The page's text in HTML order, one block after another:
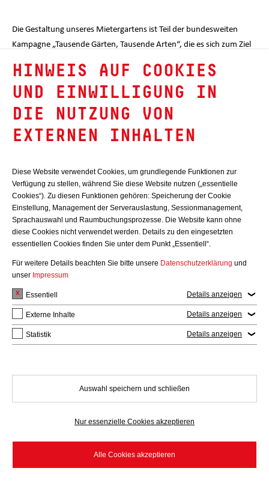
RAUMFABRIK DURLACH
Alle Dienstleistungen
Handwerk
Durlacher Pestoria
Die Gestaltung unseres Mietergartens ist Teil der bundesweiten
Kampagne „Tausende Gärten, Tausende Arten“, die es sich zum Ziel
und Pflege von naturnahen Gärten und Grünflächen wird ein
wichtiger Beitrag zum Schutz heimischer Tiere und Pflanzen
Fauna.
Gemeinsam möchten wir mit diesem Projekt einen Beitrag gegen
PROJEKTPARTNER
WEITERFÜHRENDE LINKS
HINWEIS AUF COOKIES
UND EINWILLIGUNG IN
DIE NUTZUNG VON
EXTERNEN INHALTEN
Diese Website verwendet Cookies, um grundlegende Funktionen zur
Verfügung zu stellen, während Sie diese Website nutzen („essentielle
Cookies“). Zu diesen Funktionen gehören: Speicherung der Cookie
Einstellung, Management der Serverauslastung, Sessionmanagement,
Sprachauswahl und Raumbuchungsprozesse. Die Website kann ohne
diese Cookies nicht verwendet werden. Details zu den eingesetzten
essentiellen Cookies finden Sie unter dem Punkt „Essentiell“.
Für weitere Details beachten Sie bitte unsere Datenschutzerklärung und
unser Impressum
Essentiell Details anzeigen
Externe Inhalte Details anzeigen
Statistik Details anzeigen
Auswahl speichern und schließen
Nur essenzielle Cookies akzeptieren
Alle Cookies akzeptieren